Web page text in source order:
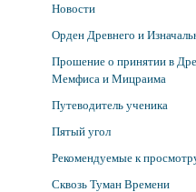
Новости
Орден Древнего и
Прошение о принятии в
Мемфиса и Мицраима
Путеводитель ученика
Пятый угол
Рекомендуемые к
Сквозь Туман Времени